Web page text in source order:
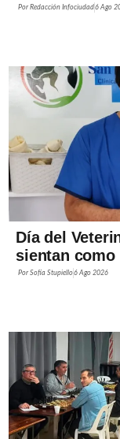
PorRedacción Infociudad6 Ago
Día del
sientan como
PorSofía Stupiello6 Ago 2026